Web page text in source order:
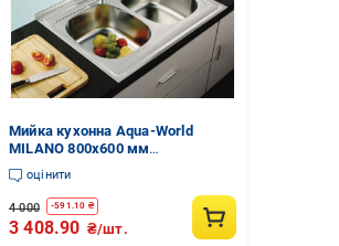
Мийка кухонна Aqua-World
MILANO 800х600 мм
нержавіюча сталь 0,8 мм
подвійна матова з сифоном
оцінити
4 000 -591.10 ₴
3 408.90 ₴/шт.